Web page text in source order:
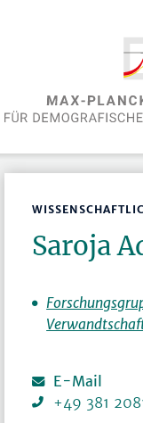
Saroja
E-Mail
+49 381